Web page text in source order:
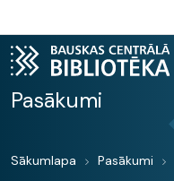
Pasākumi
Sākumlapa Pasākumi